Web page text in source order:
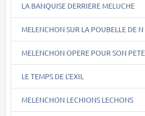
LA BANQUISE DERRIERE MELUCHE
MELENCHON SUR LA POUBELLE DE N
MELENCHON OPERE POUR SON PETE
LE TEMPS DE L'EXIL
MELENCHON LECHIONS LECHONS